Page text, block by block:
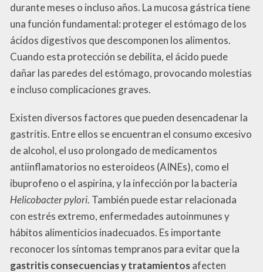
durante meses o incluso años. La mucosa gástrica tiene
una función fundamental: proteger el estómago de los
ácidos digestivos que descomponen los alimentos.
Cuando esta protección se debilita, el ácido puede
dañar las paredes del estómago, provocando molestias
e incluso complicaciones graves.
Existen diversos factores que pueden desencadenar la
gastritis. Entre ellos se encuentran el consumo excesivo
de alcohol, el uso prolongado de medicamentos
antiinflamatorios no esteroideos (AINEs), como el
ibuprofeno o el aspirina, y la infección por la bacteria
Helicobacter pylori. También puede estar relacionada
con estrés extremo, enfermedades autoinmunes y
hábitos alimenticios inadecuados. Es importante
reconocer los síntomas tempranos para evitar que la
gastritis consecuencias y tratamientosafecten